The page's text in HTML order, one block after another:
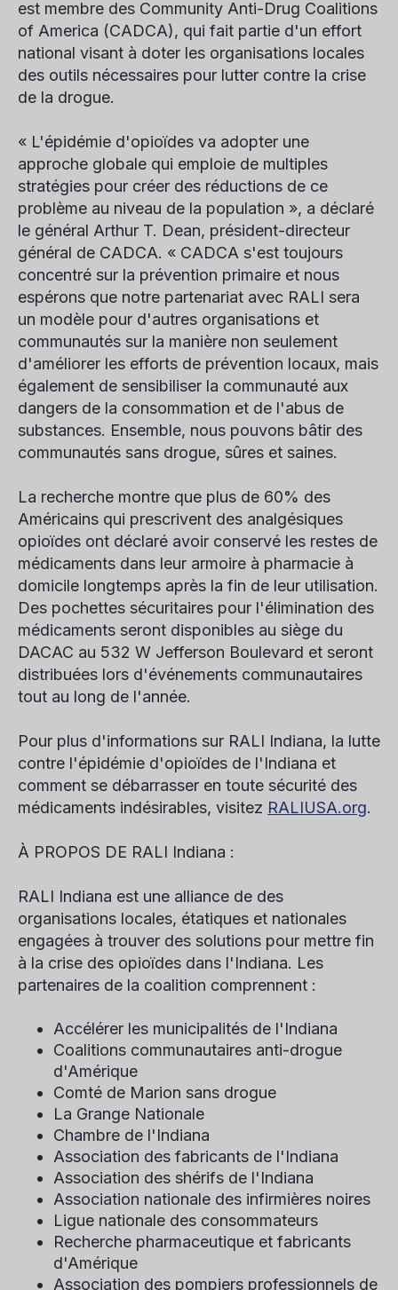
est membre des Community Anti-Drug Coalitions
of America (CADCA), qui fait partie d'un effort
national visant à doter les organisations locales
des outils nécessaires pour lutter contre la crise
de la drogue.
« L'épidémie d'opioïdes va adopter une
approche globale qui emploie de multiples
stratégies pour créer des réductions de ce
problème au niveau de la population », a déclaré
le général Arthur T. Dean, président-directeur
général de CADCA. « CADCA s'est toujours
concentré sur la prévention primaire et nous
espérons que notre partenariat avec RALI sera
un modèle pour d'autres organisations et
communautés sur la manière non seulement
d'améliorer les efforts de prévention locaux, mais
également de sensibiliser la communauté aux
dangers de la consommation et de l'abus de
substances. Ensemble, nous pouvons bâtir des
communautés sans drogue, sûres et saines.
La recherche montre que plus de 60% des
Américains qui prescrivent des analgésiques
opioïdes ont déclaré avoir conservé les restes de
médicaments dans leur armoire à pharmacie à
domicile longtemps après la fin de leur utilisation.
Des pochettes sécuritaires pour l'élimination des
médicaments seront disponibles au siège du
DACAC au 532 W Jefferson Boulevard et seront
distribuées lors d'événements communautaires
tout au long de l'année.
Pour plus d'informations sur RALI Indiana, la lutte
contre l'épidémie d'opioïdes de l'Indiana et
comment se débarrasser en toute sécurité des
médicaments indésirables, visitez RALIUSA.org.
À PROPOS DE RALI Indiana :
RALI Indiana est une alliance de des
organisations locales, étatiques et nationales
engagées à trouver des solutions pour mettre fin
à la crise des opioïdes dans l'Indiana. Les
partenaires de la coalition comprennent :
Accélérer les municipalités de l'Indiana
Coalitions communautaires anti-drogue
d'Amérique
Comté de Marion sans drogue
La Grange Nationale
Chambre de l'Indiana
Association des fabricants de l'Indiana
Association des shérifs de l'Indiana
Association nationale des infirmières noires
Ligue nationale des consommateurs
Recherche pharmaceutique et fabricants
d'Amérique
Association des pompiers professionnels de